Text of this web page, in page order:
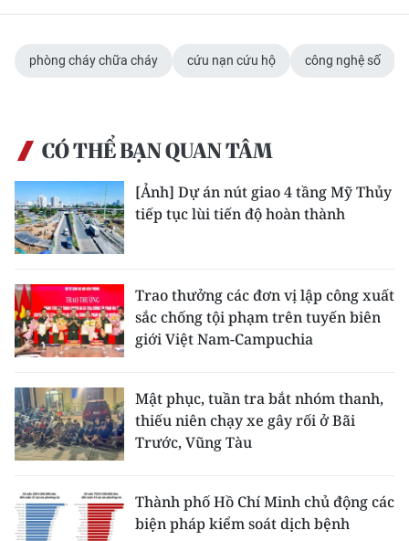
phòng cháy chữa cháy cứu nạn cứu hộ công nghệ số
CÓ THỂ BẠN QUAN TÂM
[Ảnh] Dự án nút giao 4 tầng Mỹ Thủy
tiếp tục lùi tiến độ hoàn thành
Trao thưởng các đơn vị lập công xuất
sắc chống tội phạm trên tuyến biên
giới Việt Nam-Campuchia
Mật phục, tuần tra bắt nhóm thanh,
thiếu niên chạy xe gây rối ở Bãi
Trước, Vũng Tàu
Thành phố Hồ Chí Minh chủ động các
biện pháp kiểm soát dịch bệnh